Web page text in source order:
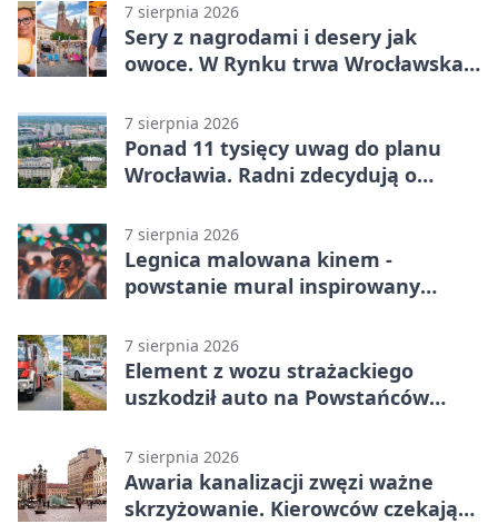
7 sierpnia 2026
Sery z nagrodami i desery jak
owoce. W Rynku trwa Wrocławska
7 sierpnia 2026
Ponad 11 tysięcy uwag do planu
Wrocławia. Radni zdecydują o
7 sierpnia 2026
Legnica malowana kinem -
powstanie mural inspirowany
7 sierpnia 2026
Element z wozu strażackiego
uszkodził auto na Powstańców
7 sierpnia 2026
Awaria kanalizacji zwęzi ważne
skrzyżowanie. Kierowców czekają